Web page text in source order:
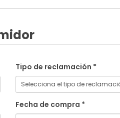
Tipo de reclamación *
Fecha de compra *